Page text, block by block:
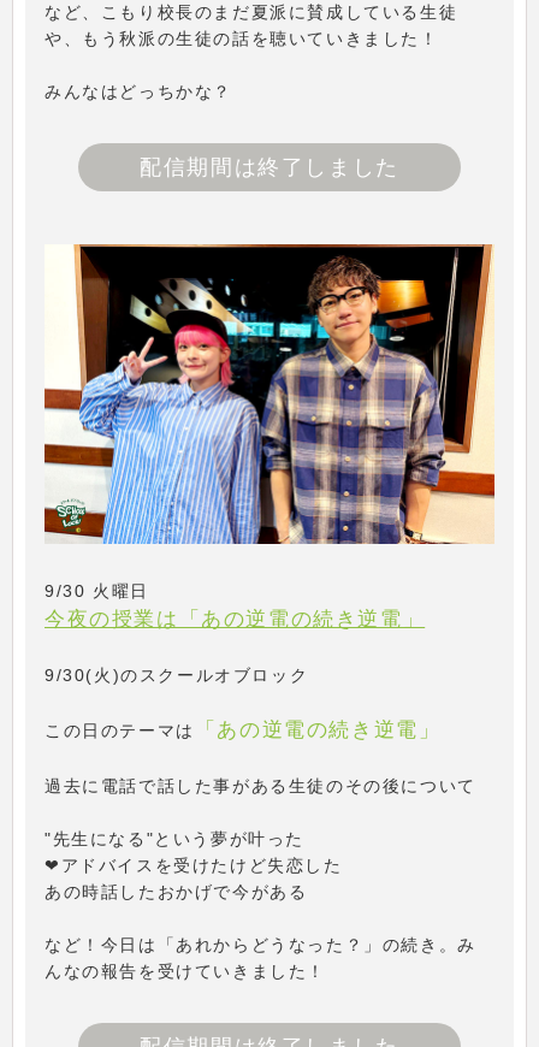
など、こもり校長のまだ夏派に賛成している生徒
や、もう秋派の生徒の話を聴いていきました！
みんなはどっちかな？
配信期間は終了しました
9/30 火曜日
今夜の授業は「あの逆電の続き逆電」
9/30(火)のスクールオブロック
この日のテーマは 「あの逆電の続き逆電」
過去に電話で話した事がある生徒のその後について
"先生になる"という夢が叶った
❤アドバイスを受けたけど失恋した
あの時話したおかげで今がある
など！今日は「あれからどうなった？」の続き。み
んなの報告を受けていきました！